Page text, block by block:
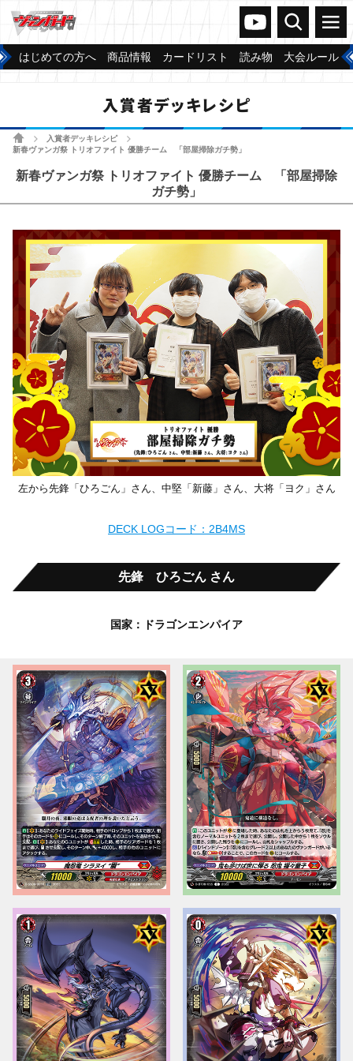
ヴァンガードch
検索 メニュー
はじめての方へ 商品情報 カードリスト 読み物 大会ルール
入賞者デッキレシピ
ホーム 入賞者デッキレシピ
新春ヴァンガ祭 トリオファイト 優勝チーム 「部屋掃除ガチ勢」
新春ヴァンガ祭 トリオファイト 優勝チーム 「部屋掃除
ガチ勢」
左から先鋒「ひろごん」さん、中堅「新藤」さん、大将「ヨク」さん
DECK LOGコード：2B4MS
先鋒 ひろごん さん
国家：ドラゴンエンパイア